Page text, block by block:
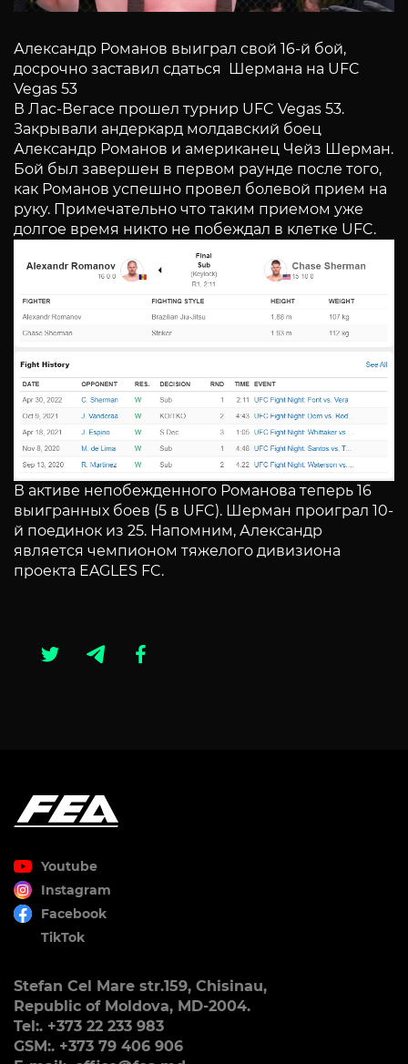
Александр Романов выиграл свой 16-й бой,
досрочно заставил сдаться Шермана на UFC
Vegas 53
В Лас-Вегасе прошел турнир UFC Vegas 53.
Закрывали андеркард молдавский боец
Александр Романов и американец Чейз Шерман.
Бой был завершен в первом раунде после того,
как Романов успешно провел болевой прием на
руку. Примечательно что таким приемом уже
долгое время никто не побеждал в клетке UFC.
В активе непобежденного Романова теперь 16
выигранных боев (5 в UFC). Шерман проиграл 10-
й поединок из 25. Напомним, Александр
является чемпионом тяжелого дивизиона
проекта EAGLES FC.
Youtube
Instagram
Facebook
TikTok
Stefan Cel Mare str.159, Chisinau,
Republic of Moldova, MD-2004.
Tel:. +373 22 233 983
GSM:. +373 79 406 906